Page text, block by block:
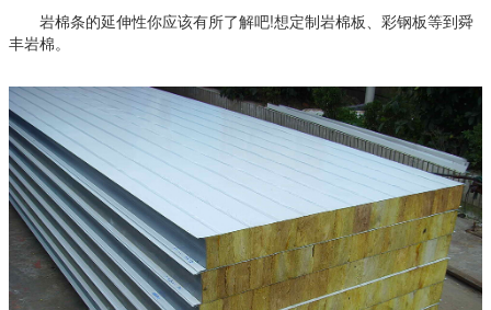
岩棉条的延伸性你应该有所了解吧!想定制岩棉板、彩钢板等到舜
丰岩棉。